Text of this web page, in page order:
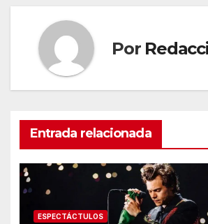
Por
Entrada relacionada
ESPECTÁCTULOS